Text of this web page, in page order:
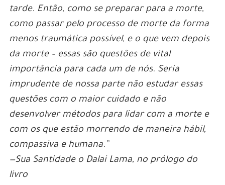
tarde. Então, como se preparar para a morte,
como passar pelo processo de morte da forma
menos traumática possível, e o que vem depois
da morte – essas são questões de vital
importância para cada um de nós. Seria
imprudente de nossa parte não estudar essas
questões com o maior cuidado e não
desenvolver métodos para lidar com a morte e
com os que estão morrendo de maneira hábil,
compassiva e humana.”
—Sua Santidade o Dalai Lama, no prólogo do
livro